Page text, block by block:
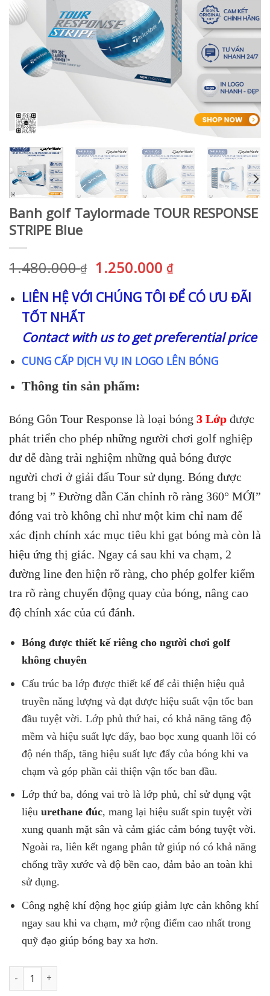
Banh golf Taylormade TOUR RESPONSE
STRIPE Blue
1.480.000₫
Giá
là:
1.250.000 ₫Giá
hiện
tại
1.250.000 ₫.
LIÊN HỆ VỚI CHÚNG TÔI ĐỂ CÓ ƯU ĐÃI
TỐT NHẤT
Contact with us to get preferential price
CUNG CẤP DỊCH VỤ IN LOGO LÊN BÓNG
Thông tin sản phẩm:
Bóng Gôn Tour Response là loại bóng 3 Lớp được
phát triển cho phép những người chơi golf nghiệp
dư dễ dàng trải nghiệm những quả bóng được
người chơi ở giải đấu Tour sử dụng. Bóng được
trang bị ” Đường dẫn Căn chỉnh rõ ràng 360° MỚI”
đóng vai trò không chỉ như một kim chỉ nam để
xác định chính xác mục tiêu khi gạt bóng mà còn là
hiệu ứng thị giác. Ngay cả sau khi va chạm, 2
đường line đen hiện rõ ràng, cho phép golfer kiểm
tra rõ ràng chuyển động quay của bóng, nâng cao
độ chính xác của cú đánh.
Bóng được thiết kế riêng cho người chơi golf
không chuyên
Cấu trúc ba lớp được thiết kế để cải thiện hiệu quả
truyền năng lượng và đạt được hiệu suất vận tốc ban
đầu tuyệt vời. Lớp phủ thứ hai, có khả năng tăng độ
mềm và hiệu suất lực đẩy, bao bọc xung quanh lõi có
độ nén thấp, tăng hiệu suất lực đẩy của bóng khi va
chạm và góp phần cải thiện vận tốc ban đầu.
Lớp thứ ba, đóng vai trò là lớp phủ, chỉ sử dụng vật
liệuurethane đúc, mang lại hiệu suất spin tuyệt vời
xung quanh mặt sân và cảm giác cảm bóng tuyệt vời.
Ngoài ra, liên kết ngang phân tử giúp nó có khả năng
chống trầy xước và độ bền cao, đảm bảo an toàn khi
sử dụng.
Công nghệ khí động học giúp giảm lực cản không khí
ngay sau khi va chạm, mở rộng điểm cao nhất trong
quỹ đạo giúp bóng bayxa hơn.
Banh golf Taylormade TOUR RESPONSE STRIPE Blue số lượng